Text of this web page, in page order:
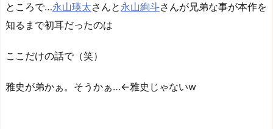
ところで…永山瑛太さんと 永山絢斗さんが兄弟な事が本作を
知るまで初耳だったのは
ここだけの話で（笑）
雅史が弟かぁ。そうかぁ…←雅史じゃないw